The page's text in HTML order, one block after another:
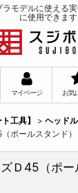
モデルに使える
に使用できます
マイページ お気
工具】 > ヘッド
ポールスタンド）
Ｄ45（ポー